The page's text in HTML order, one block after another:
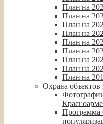
План на
План на
План на
План на
План на
План на
План на
План на
План на
Охрана объектов
Программа